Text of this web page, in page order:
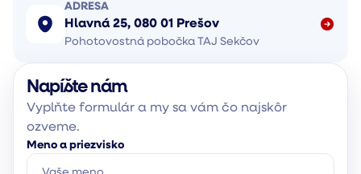
ADRESA
Hlavná 25, 080 01 Prešov
Pohotovostná pobočka TAJ Sekčov
Napíšte nám
Vyplňte formulár a my sa vám čo najskôr
ozveme.
Meno a priezvisko